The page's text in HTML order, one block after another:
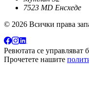
7523 MD Енсхеде
© 2026 Всички права
Ревютата се управляват
Прочетете нашите